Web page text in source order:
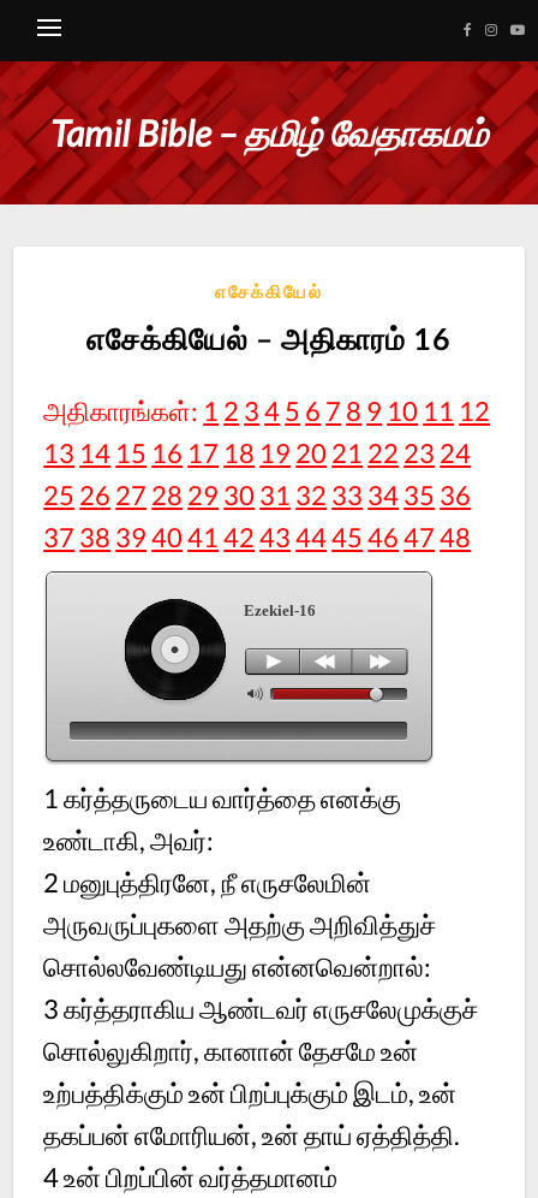
Tamil Bible – தமிழ் வேதாகமம்
எசேக்கியேல்
எசேக்கியேல் – அதிகாரம் 16
அதிகாரங்கள்: 1 2 345 6 7 8 9 10 11 12
13 14 15 16 17 18 19 20 21 22 23 24
25 26 27 28 29 30 31 32 33 3435 36
37 38 39404142434445464748
Ezekiel-16
1 கர்த்தருடைய வார்த்தை எனக்கு
உண்டாகி, அவர்:
2 மனுபுத்திரனே, நீ எருசலேமின்
அருவருப்புகளை அதற்கு அறிவித்துச்
சொல்லவேண்டியது என்னவென்றால்:
3 கர்த்தராகிய ஆண்டவர் எருசலேமுக்குச்
சொல்லுகிறார், கானான் தேசமே உன்
உற்பத்திக்கும் உன் பிறப்புக்கும் இடம், உன்
தகப்பன் எமோரியன், உன் தாய் ஏத்தித்தி.
4 உன் பிறப்பின் வர்த்தமானம்